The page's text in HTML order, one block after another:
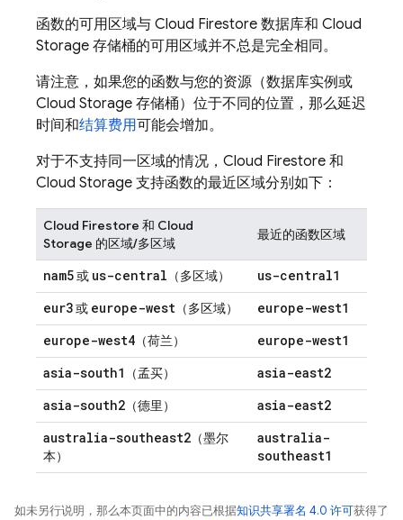
函数的可用区域与 Cloud Firestore 数据库和 Cloud
Storage 存储桶的可用区域并不总是完全相同。
请注意，如果您的函数与您的资源（数据库实例或
Cloud Storage 存储桶）位于不同的位置，那么延迟
时间和结算费用可能会增加。
对于不支持同一区域的情况， Cloud Firestore 和
Cloud Storage 支持函数的最近区域分别如下 ：
Cloud Firestore 和 Cloud
Storage 的区域/多区域
最近的函数区域
nam5或 us-central （多区域）
us-central1
eur3或 europe-west （多区域）
europe-west1
europe-west4 （荷兰）
europe-west1
asia-south1
（孟买）
asia-east2
asia-south2 （德里）
asia-east2
australia-southeast2 （墨尔
本）
australia-
southeast1
如未另行说明，那么本页面中的内容已根据知识共享署名 4.0 许可获得了